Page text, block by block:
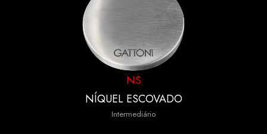
NS
NÍQUEL ESCOVADO
Intermediário